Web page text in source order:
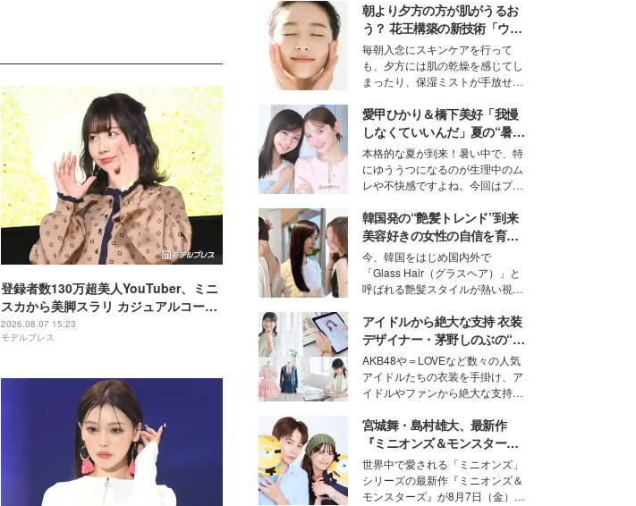
登録者数130万超美人YouTuber、ミニ
スカから美脚スラリ カジュアルコーデ
披露に反響「何頭身？」「スタイル良
すぎて見惚れる」
2026.08.07 15:23
モデルプレス
朝より夕方の方が肌がうるお
う？ 花王構築の新技術「ウォ
ーターキャプチャリングスキ
ン（捕水肌）」がスキンケア
の常識を変える予感
毎朝入念にスキンケアを行って
も、夕方には肌の乾燥を感じてし
まったり、保湿ミストが手放せな
な美容の常識を大きく変える可能
性を秘めた、革新的な「Water
Capturing Skin（ウォーターキャ
プチャリングスキン：捕水肌）」
技術を、花王が構築した。
愛甲ひかり＆橋下美好「我慢
しなくていいんだ」夏の“暑さ
対策”の新しい選択肢とは？
本格的な夏が到来！暑い中で、特
にゆううつになるのが生理中のム
レや不快感ですよね。今回はプラ
モデル・愛甲ひかりさんと橋下美
好さんを迎えて本音で女子会トー
ク。猛暑のお出かけを快適に過ご
すヒントや、2人が感動した夏の
生理の新常識にも迫りました。
韓国発の“艶髪トレンド”到来
美容好きの女性の自信を育む
「ヘアケア事情」って？
今、韓国をはじめ国内外で
「Glass Hair（グラスヘア）」と
呼ばれる艶髪スタイルが熱い視線
ションの完成度を高めるベースと
して、“髪そのものの美しさ”に改
めて注目する人が増えている様
子。今回は、そんな憧れの艶やか
な髪を日常で叶える、美容好きの
女性たちのヘアケア事情を紹介し
ます。
アイドルから絶大な支持 衣装
デザイナー・茅野しのぶの“可
愛い”を作る美学＜「シチズン
クロスシー」インタビュー＞
AKB48や＝LOVEなど数々の人気
アイドルたちの衣装を手掛け、ア
イドルやファンから絶大な支持を
取締役兼クリエイティブディレク
ター・茅野しのぶ。一人ひとりの
個性に寄り添い、魅力を引き出す
衣装作りは、多くの女性たちに勇
気と自信を与え続けている。
宮城舞・島村雄大、最新作
『ミニオンズ＆モンスター
ズ』の魅力熱弁 ハチャメチャ
だけじゃない“友情と絆”に感
動
世界中で愛される「ミニオンズ」
シリーズの最新作『ミニオンズ＆
モンスターズ』が8月7日（金）に